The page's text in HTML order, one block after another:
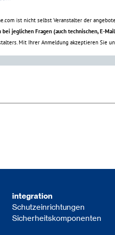
integration
Schutzeinrichtungen
Sicherheitskomponenten